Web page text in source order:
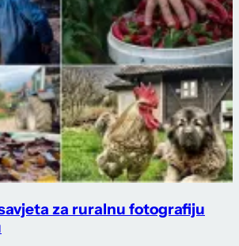
za ruralnu fotografiju